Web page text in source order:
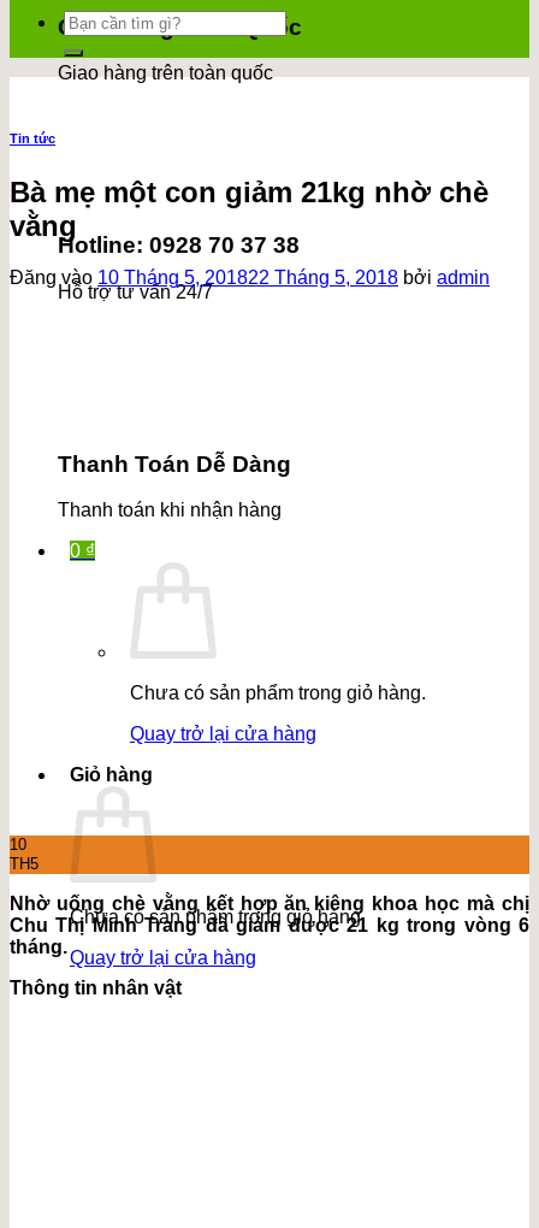
Giao Hàng Toàn Quốc
Giao hàng trên toàn quốc
Hotline: 0928 70 37 38
Hỗ trợ tư vấn 24/7
Thanh Toán Dễ Dàng
Thanh toán khi nhận hàng
0 ₫
Chưa có sản phẩm trong giỏ hàng.
Quay trở lại cửa hàng
Giỏ hàng
Chưa có sản phẩm trong giỏ hàng.
Quay trở lại cửa hàng
Tìm
kiếm:
Tin tức
Bà mẹ một con giảm 21kg nhờ chè
vằng
Đăng vào 10 Tháng 5, 201822 Tháng 5, 2018 bởi admin
10
TH5
Nhờ uống chè vằng kết hợp ăn kiêng khoa học mà chị
Chu Thị Minh Trang đã giảm được 21 kg trong vòng 6
tháng.
Thông tin nhân vật